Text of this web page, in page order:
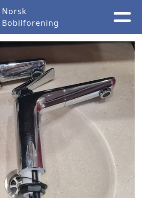
Norsk
Bobilforening